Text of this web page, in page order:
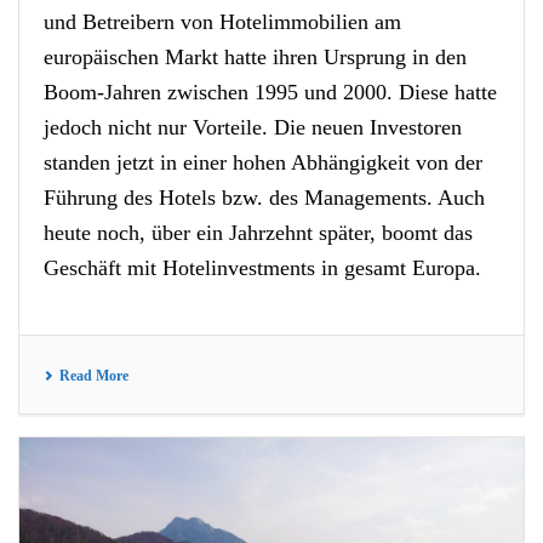
und Betreibern von Hotelimmobilien am
europäischen Markt hatte ihren Ursprung in den
Boom-Jahren zwischen 1995 und 2000. Diese hatte
jedoch nicht nur Vorteile. Die neuen Investoren
standen jetzt in einer hohen Abhängigkeit von der
Führung des Hotels bzw. des Managements. Auch
heute noch, über ein Jahrzehnt später, boomt das
Geschäft mit Hotelinvestments in gesamt Europa.
Read More